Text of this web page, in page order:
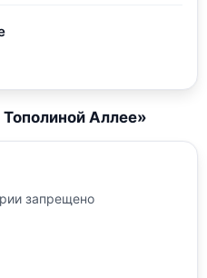
Тополиной Аллее»
запрещено